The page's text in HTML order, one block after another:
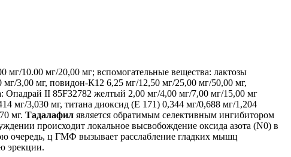
мг/10.00 мг/20,00 мг; вспомогательные вещества: лактозы
3,00 мг, повидон-К12 6,25 мг/12,50 мг/25,00 мг/50,00 мг,
Опадрай II 85F32782 желтый 2,00 мг/4,00 мг/7,00 мг/15,00 мг
мг/3,030 мг, титана диоксид (Е 171) 0,344 мг/0,688 мг/1,204
мг. Тадалафил является обратимым селективным ингибитором
происходит локальное высвобождение оксида азота (N0) в
ц ГМФ вызывает расслабление гладких мышц
эрекции.